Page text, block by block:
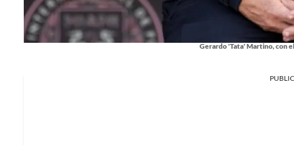
Gerardo 'Tata' Martino, con